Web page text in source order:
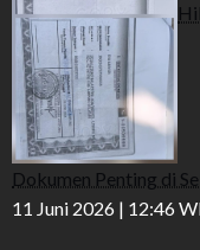
Dokumen Penting di
11 Juni 2026 | 12:46